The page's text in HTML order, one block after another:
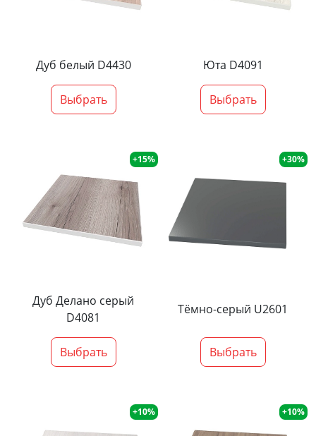
Дуб белый D4430
Выбрать
Юта D4091
Выбрать
+15%
Дуб Делано серый
D4081
Выбрать
+30%
Тёмно-серый U2601
Выбрать
+10% +10%